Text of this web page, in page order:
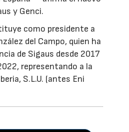
y Genci.
como presidente a
del Campo, quien ha
de Sigaus desde 2017
representando a la
S.L.U. (antes Eni